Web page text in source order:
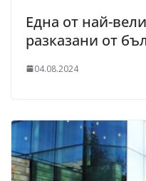
Една от най-
разказани от
04.08.2024